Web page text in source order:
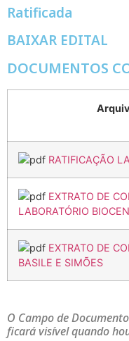
Ratificada
BAIXAR EDITAL
DOCUMENTOS
RATIFICAÇÃO
EXTRATO DE
LABORATÓRIO
EXTRATO DE
BASILE E SIMÕES
O Campo de
ficará visível quando